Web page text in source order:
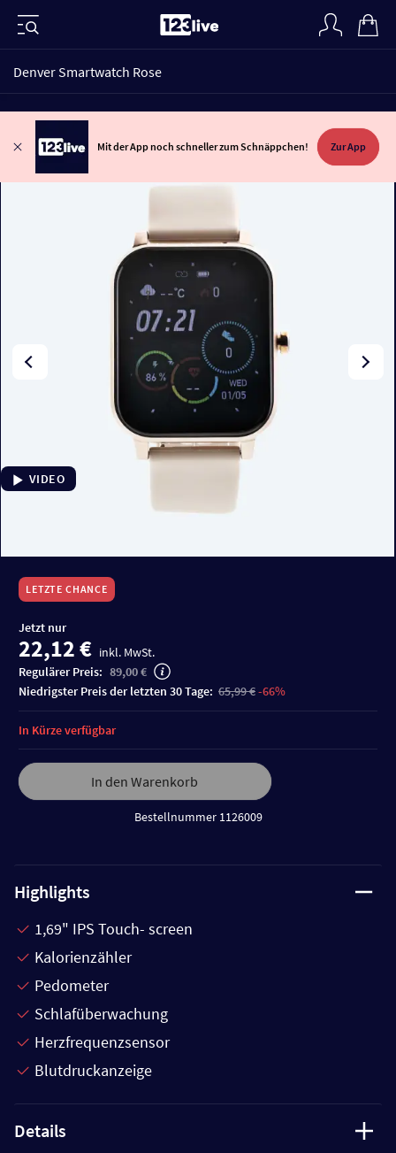
Denver Smartwatch Rose
Mit der App noch schneller zum Schnäppchen! Zur App
VIDEO
LETZTE CHANCE
Jetzt nur
22,12 € inkl. MwSt.
Regulärer Preis: 89,00 €
niedrigster Preis der letzten 30 Tage: 65,99 €-66%
In den Warenkorb
Bestellnummer 1126009
In Kürze verfügbar
Highlights
1,69" IPS Touch- screen
Kalorienzähler
Pedometer
Schlafüberwachung
Herzfrequenzsensor
Blutdruckanzeige
Details